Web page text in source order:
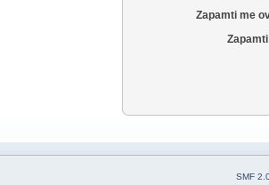
Zapamti me
SMF